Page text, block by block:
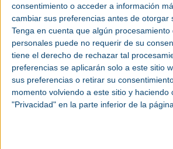
consentimiento o acceder a información
cambiar sus preferencias antes de otorgar
Tenga en cuenta que algún procesamiento
personales puede no requerir de su
tiene el derecho de rechazar tal
preferencias se aplicarán solo a este sitio
sus preferencias o retirar su
momento volviendo a este sitio y haciendo
"Privacidad" en la parte inferior de la
Por ello, las redes públicas 5G son un elemento
de acceso y mantenimiento remoto. Pueden ser
proveer a los usuarios con un nivel muy alto de
urbanas con pequeñas radio celdas y altas
En las zonas rurales, las radio celdas necesitan
es por lo que son usadas frecuencias más
límites de las radio celdas, por ejemplo, para
pérdidas significativas en términos tanto de banda
de la conexión de comunicación. Y es
donde se requiere una transmisión de
mantenimiento remoto o la transmisión de
estaciones remotas en sistemas de gestión del